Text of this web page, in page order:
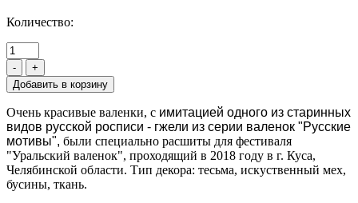
Количество:
- +
Очень красивые валенки, c имитацией одного из старинных
видов русской росписи - гжели из серии валенок "Русские
мотивы", были специально расшиты для фестиваля
"Уральский валенок", проходящий в 2018 году в г. Куса,
Челябинской области. Тип декора: тесьма, искуственный мех,
буcины, ткань.